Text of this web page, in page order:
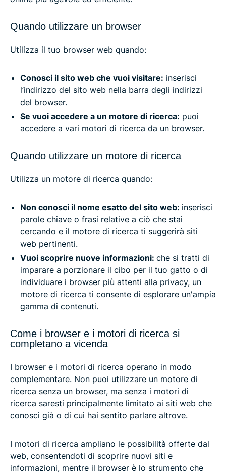
Quando utilizzare un browser
Utilizza il tuo browser web quando:
Conosci il sito web che vuoi visitare: inserisci
l’indirizzo del sito web nella barra degli indirizzi
del browser.
Se vuoi accedere a un motore di ricerca: puoi
accedere a vari motori di ricerca da un browser.
Quando utilizzare un motore di ricerca
Utilizza un motore di ricerca quando:
Non conosci il nome esatto del sito web: inserisci
parole chiave o frasi relative a ciò che stai
cercando e il motore di ricerca ti suggerirà siti
web pertinenti.
Vuoi scoprire nuove informazioni: che si tratti di
imparare a porzionare il cibo per il tuo gatto o di
individuare i browser più attenti alla privacy, un
motore di ricerca ti consente di esplorare un'ampia
gamma di contenuti.
Come i browser e i motori di ricerca si
completano a vicenda
I browser e i motori di ricerca operano in modo
complementare. Non puoi utilizzare un motore di
ricerca senza un browser, ma senza i motori di
ricerca saresti principalmente limitato ai siti web che
conosci già o di cui hai sentito parlare altrove.
I motori di ricerca ampliano le possibilità offerte dal
web, consentendoti di scoprire nuovi siti e
informazioni, mentre il browser è lo strumento che